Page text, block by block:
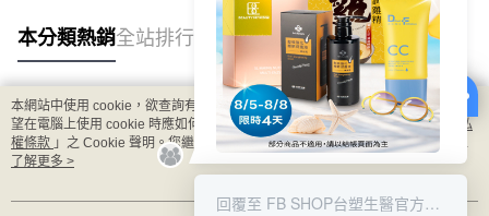
本分類熱銷全站排行
熱門標籤
本網站中使用 cookie，欲查詢有關本網站使用 cookie 方式之詳情，及若您不希
望在電腦上使用 cookie 時應如何變更電腦的 cookie 設定，請參閱本網站「
隱私
權條款 」之 Cookie 聲明。您繼續使用本網站即表示您同意本公司得按本網站使
用條款之 Cookie 聲明使用 cookie。
了解更多 >
8/5-8/8 LINE POINT回饋10%
回覆至 FB SHOP台塑生醫官方商城